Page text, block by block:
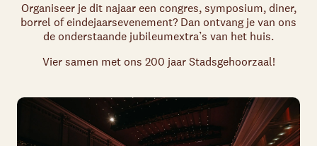
Organiseer je dit najaar een congres, symposium, diner,
borrel of eindejaarsevenement? Dan ontvang je van ons
de onderstaande jubileumextra’s van het huis.
Vier samen met ons 200 jaar Stadsgehoorzaal!